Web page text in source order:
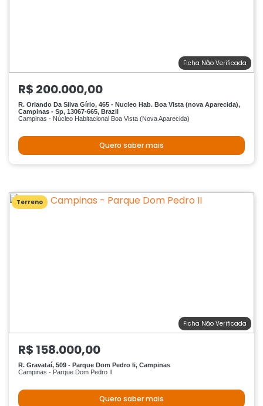
Ficha Não Verificada
R$ 200.000,00
R. Orlando Da Silva Gírio, 465 - Nucleo Hab. Boa Vista (nova Aparecida),
Campinas - Sp, 13067-665, Brazil
Campinas - Núcleo Habitacional Boa Vista (Nova Aparecida)
Quero saber mais
Terreno
Ficha Não Verificada
R$ 158.000,00
R. Gravataí, 509 - Parque Dom Pedro Ii, Campinas
Campinas - Parque Dom Pedro II
Quero saber mais